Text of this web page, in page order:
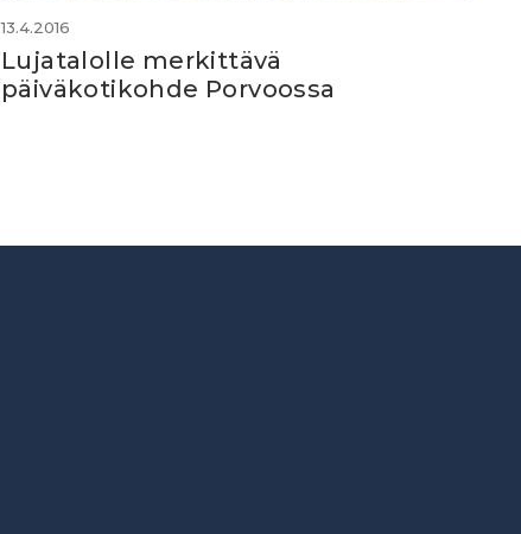
13.4.2016
Lujatalolle merkittävä
päiväkotikohde Porvoossa